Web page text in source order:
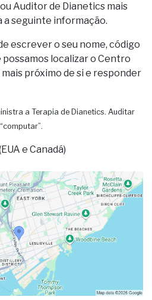
Auditor de Dianetics mais
a seguinte informação.
escrever o seu nome, código
possamos localizar o Centro
próximo de si e responder
a Terapia de Dianetics. Auditar
e Canadá)